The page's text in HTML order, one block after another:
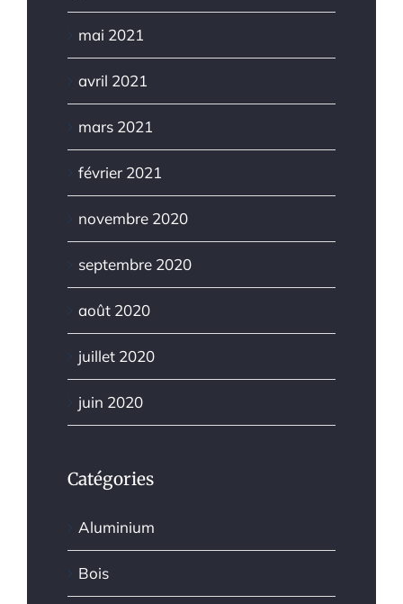
mai 2021
avril 2021
mars 2021
février 2021
novembre 2020
septembre 2020
août 2020
juillet 2020
juin 2020
Catégories
Aluminium
Bois